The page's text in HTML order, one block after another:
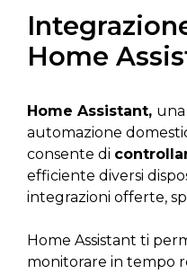
Shop online
Trova il tuo
Home
Home Assistant,
automazione
consente di
efficiente diversi
integrazioni offerte,
Home Assistant ti
monitorare in tempo